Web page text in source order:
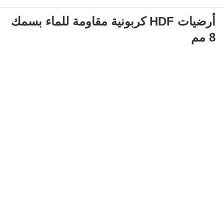
أرضيات HDF كربونية مقاومة للماء بسمك
8 مم